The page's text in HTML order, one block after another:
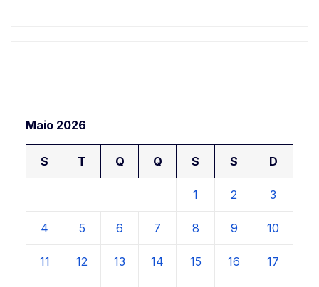
Maio 2026
S T Q Q S S D
1 2 3
4 5 6 7 8 9 10
11 12 13 14 15 16 17